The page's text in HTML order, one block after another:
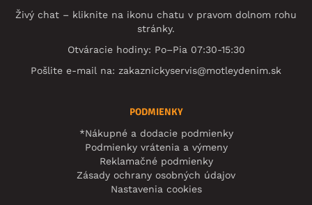
Živý chat – kliknite na ikonu chatu v pravom dolnom rohu
stránky.
Otváracie hodiny: Po–Pia 07:30-15:30
Pošlite e-mail na: zakaznickyservis@motleydenim.sk
PODMIENKY
*Nákupné a dodacie podmienky
Podmienky vrátenia a výmeny
Reklamačné podmienky
Zásady ochrany osobných údajov
Nastavenia cookies